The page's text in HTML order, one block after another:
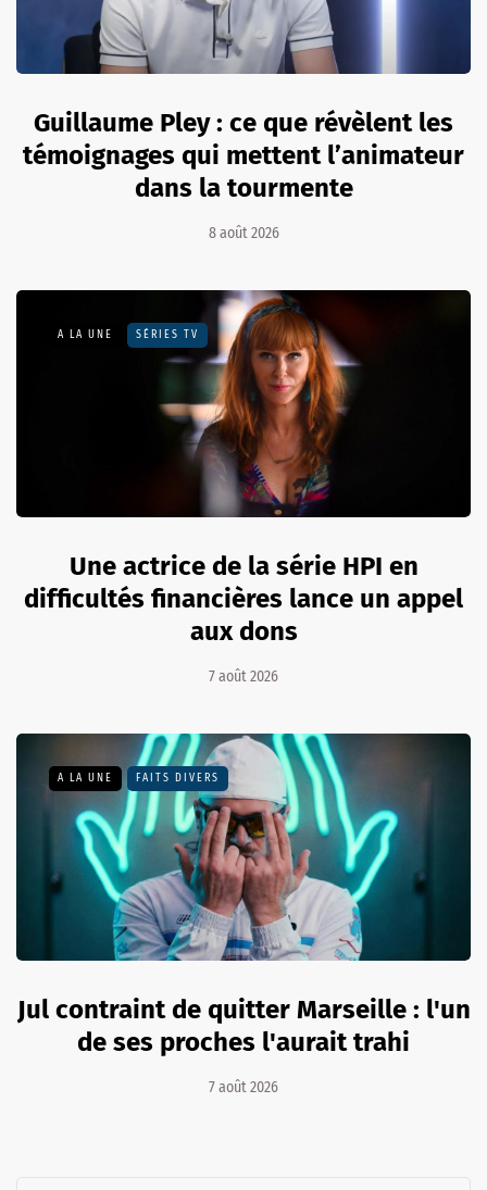
Guillaume Pley : ce que révèlent les
témoignages qui mettent l’animateur
dans la tourmente
8 août 2026
A LA UNE SÉRIES TV
Une actrice de la série HPI en
difficultés financières lance un appel
aux dons
7 août 2026
A LA UNE FAITS DIVERS
Jul contraint de quitter Marseille : l'un
de ses proches l'aurait trahi
7 août 2026